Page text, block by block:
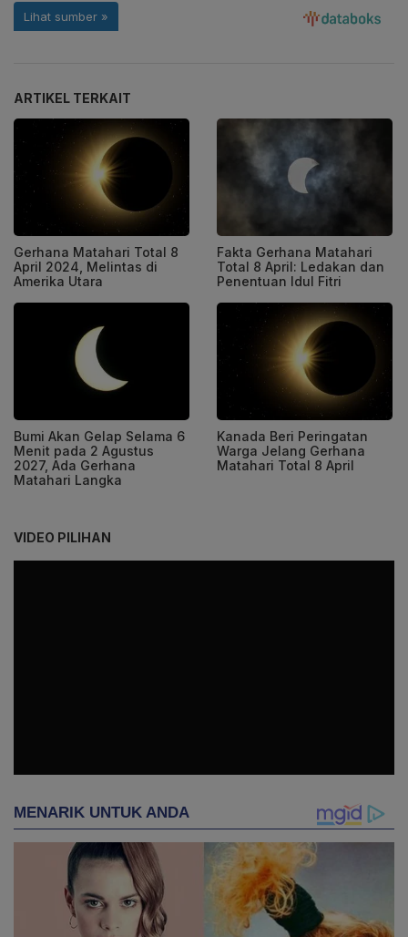
ARTIKEL TERKAIT
Gerhana Matahari Total 8
April 2024, Melintas di
Amerika Utara
Fakta Gerhana Matahari
Total 8 April: Ledakan dan
Penentuan Idul Fitri
Bumi Akan Gelap Selama 6
Menit pada 2 Agustus
2027, Ada Gerhana
Matahari Langka
Kanada Beri Peringatan
Warga Jelang Gerhana
Matahari Total 8 April
VIDEO PILIHAN